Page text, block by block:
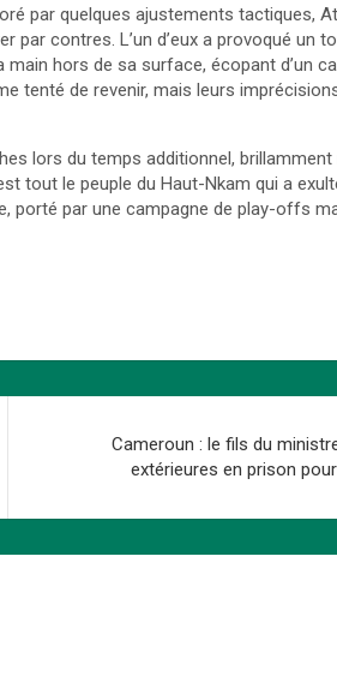
par quelques ajustements tactiques,
contres. L’un d’eux a provoqué un
hors de sa surface, écopant d’un
tenté de revenir, mais leurs
lors du temps additionnel,
tout le peuple du Haut-Nkam qui a
porté par une campagne de play-offs
Cameroun : le fils du
extérieures en prison